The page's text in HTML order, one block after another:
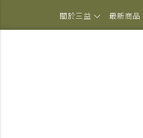
關於三益 最新商品